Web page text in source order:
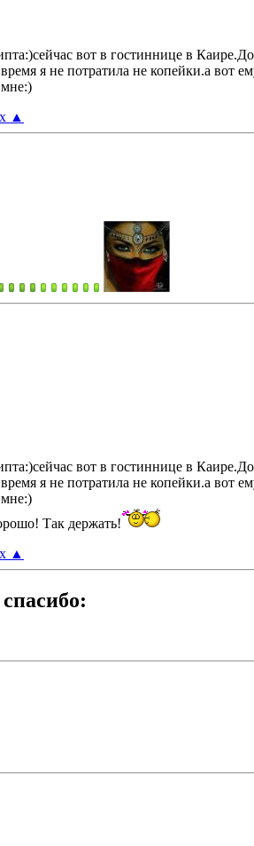
вот в гостиннице в
время я не потратила не копейки.а вот
мне:)
▲
вот в гостиннице в
время я не потратила не копейки.а вот
мне:)
Так держать!
▲